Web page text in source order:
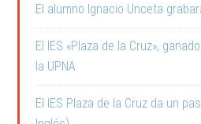
El alumno Ignacio Unceta
El IES «Plaza de la Cruz»,
la UPNA
El IES Plaza de la Cruz da un